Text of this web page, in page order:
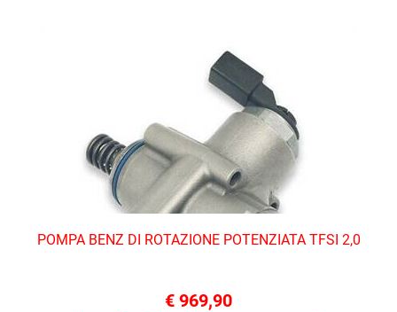
POMPA BENZ DI ROTAZIONE POTENZIATA TFSI 2,0
€ 969,90